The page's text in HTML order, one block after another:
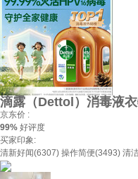
滴露（Dettol）消毒液
京东价 :
99% 好评度
买家印象:
清新好闻(6307) 操作简便(3493) 清